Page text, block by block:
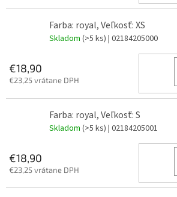
Farba: royal, Veľkosť: XS
Skladom (>5 ks) | 02184205000
€18,90
€23,25 vrátane DPH
Farba: royal, Veľkosť: S
Skladom (>5 ks) | 02184205001
€18,90
€23,25 vrátane DPH